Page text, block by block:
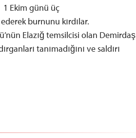
Ekim günü üç
burnunu kırdılar.
Elazığ temsilcisi olan Demirdaş
tanımadığını ve saldırı